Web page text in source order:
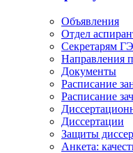
Объявления
Отдел
Секретарям
Направления
Документы
Расписание
Расписание
Диссертации
Защиты
Анкета: